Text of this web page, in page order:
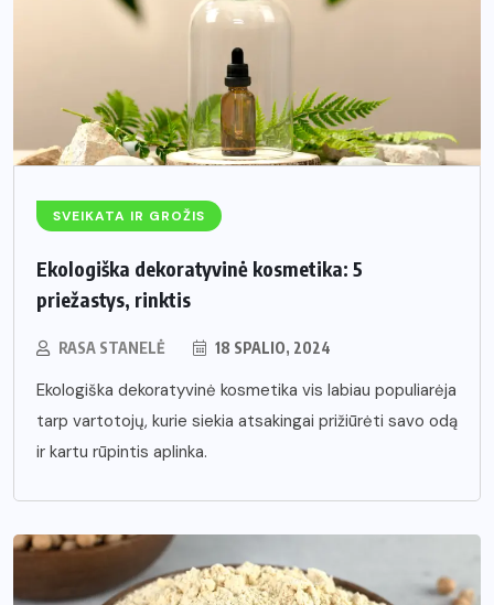
SVEIKATA IR GROŽIS
Ekologiška dekoratyvinė kosmetika: 5
priežastys, rinktis
RASA STANELĖ 18 SPALIO, 2024
Ekologiška dekoratyvinė kosmetika vis labiau populiarėja
tarp vartotojų, kurie siekia atsakingai prižiūrėti savo odą
ir kartu rūpintis aplinka.